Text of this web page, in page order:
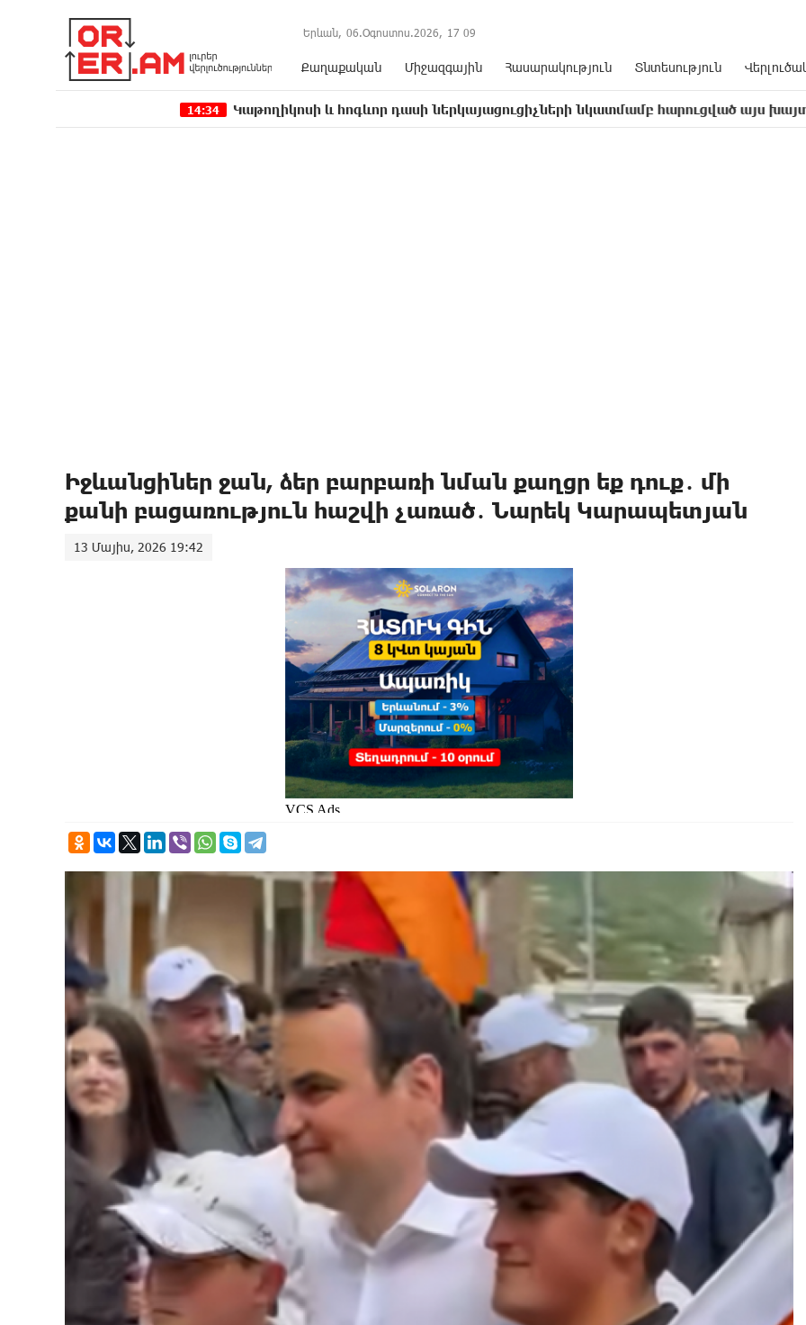
Երևան, 06.Օգոստոս.2026, 17 09
Քաղաքական Միջազգային Հասարակություն Տնտեսություն
Կաթողիկոսի և հոգևոր դասի ներկայացուցիչների նկատմամբ հարուցված այս խայտառակ
Իջևանցիներ ջան, ձեր բարբառի նման քաղցր եք դուք․ մի
քանի բացառություն հաշվի չառած․ Նարեկ Կարապետյան
13 Մայիս, 2026 19:42